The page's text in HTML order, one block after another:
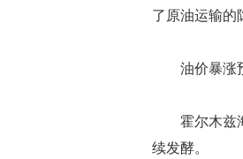
了原油运输的
油价暴涨预
霍尔木兹海
续发酵。